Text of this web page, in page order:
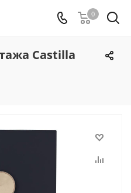
0
Castilla